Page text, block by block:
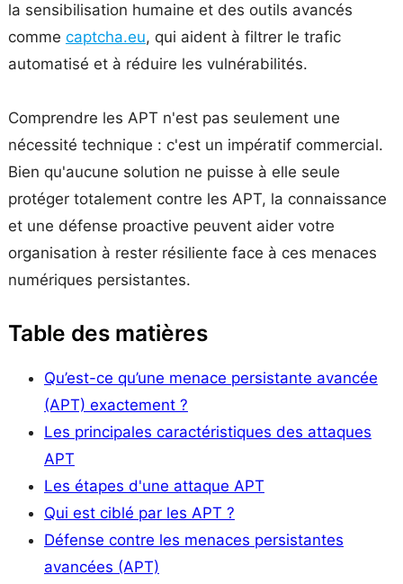
la sensibilisation humaine et des outils avancés
comme captcha.eu, qui aident à filtrer le trafic
automatisé et à réduire les vulnérabilités.
Comprendre les APT n'est pas seulement une
nécessité technique : c'est un impératif commercial.
Bien qu'aucune solution ne puisse à elle seule
protéger totalement contre les APT, la connaissance
et une défense proactive peuvent aider votre
organisation à rester résiliente face à ces menaces
numériques persistantes.
Table des matières
Qu’est-ce qu’une menace persistante avancée
(APT) exactement ?
Les principales caractéristiques des attaques
APT
Les étapes d'une attaque APT
Qui est ciblé par les APT ?
Défense contre les menaces persistantes
avancées (APT)